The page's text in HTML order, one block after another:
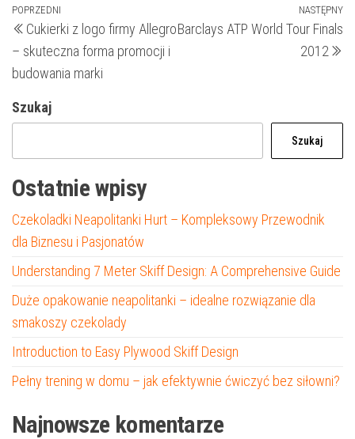
Nawigacja
wpisu
Poprzedni
wpis
POPRZEDNI
Cukierki z logo firmy Allegro
– skuteczna forma promocji i
budowania marki
NASTĘPNY
Barclays ATP World Tour Finals
2012
Szukaj
Szukaj
Ostatnie wpisy
Czekoladki Neapolitanki Hurt – Kompleksowy Przewodnik
dla Biznesu i Pasjonatów
Understanding 7 Meter Skiff Design: A Comprehensive Guide
Duże opakowanie neapolitanki – idealne rozwiązanie dla
smakoszy czekolady
Introduction to Easy Plywood Skiff Design
Pełny trening w domu – jak efektywnie ćwiczyć bez siłowni?
Najnowsze komentarze